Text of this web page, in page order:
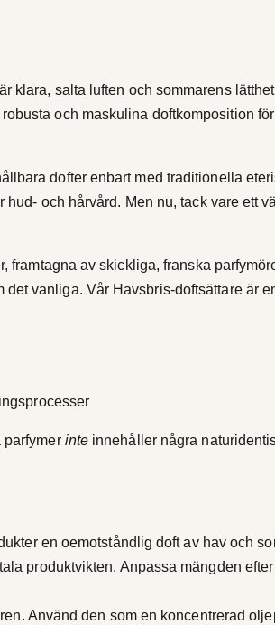
klara, salta luften och sommarens
och maskulina doftkomposition
dofter enbart med traditionella
och hårvård. Men nu, tack vare ett
framtagna av skickliga, franska
vanliga. Vår Havsbris-doftsättare är
parfymer inte innehåller några
en oemotståndlig doft av hav och
produktvikten. Anpassa mängden
Använd den som en koncentrerad